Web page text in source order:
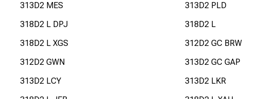
313D2 MES 313D2 PLD
318D2 L DPJ 318D2 L
318D2 L XGS 312D2 GC BRW
312D2 GWN 313D2 GC GAP
313D2 LCY 313D2 LKR